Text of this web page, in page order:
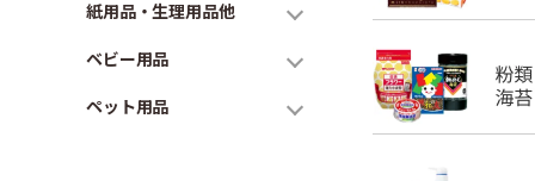
紙用品・生理用品他
ベビー用品
ペット用品